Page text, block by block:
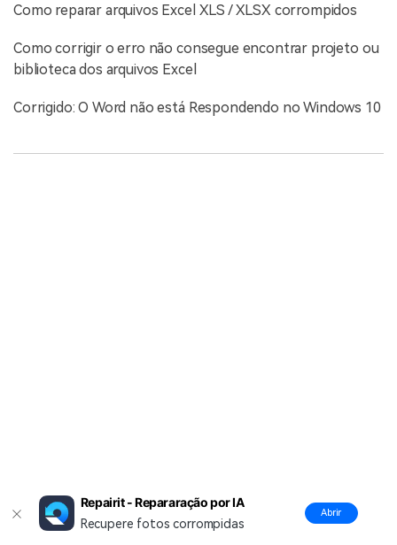
Como reparar arquivos Excel XLS / XLSX corrompidos
Como corrigir o erro não consegue encontrar projeto ou
biblioteca dos arquivos Excel
Corrigido: O Word não está Respondendo no Windows 10
Repairit - Repararação por IA
Recupere fotos corrompidas
Abrir